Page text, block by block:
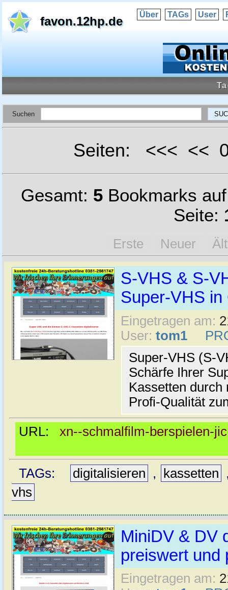
favon.12hp.de Über TAGs User
Suchen
Seiten: <<< <<
Gesamt: 5Bookmarks
Seite:
Erste Neuer
S-VHS & S-
Super-VHS in
Eingetragen am:
User: tom1
Super-VHS (S-
Schärfe Ihrer
Kassetten durch
Profi-Qualität
URL: xn--schmalfilm-berspielen-
TAGs: digitalisieren , kassetten
vhs
MiniDV & DV
preiswert und
Eingetragen am: